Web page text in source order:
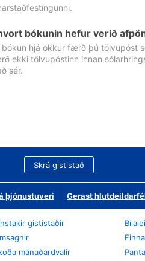
bókunin hefur verið
hjá okkur færð þú tölvupóst
ekki tölvupóstinn innan
sér.
Skrá gististað
þjónustuveri Gerast
gististaðir
mánaðardvalir